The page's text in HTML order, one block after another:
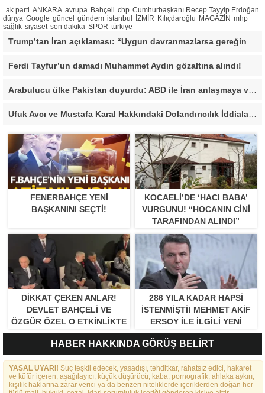
ak parti ANKARA avrupa Bahçeli chp Cumhurbaşkanı Recep Tayyip Erdoğan
dünya Google güncel gündem istanbul İZMİR Kılıçdaroğlu MAGAZİN mhp
sağlık siyaset son dakika SPOR türkiye
Ferdi Tayfur’un damadı Muhammet Aydın gözaltına alındı!
Arabulucu ülke Pakistan duyurdu: ABD ile İran anlaşmaya vardı
Ufuk Avcı ve Mustafa Karal Hakkındaki Dolandırıcılık İddiaları Büyüyor
FENERBAHÇE YENI
BAŞKANINI SEÇTI!
KOCAELI’DE ‘HACI BABA’
VURGUNU! “HOCANIN CINI
TARAFINDAN ALINDI”
DIKKAT ÇEKEN ANLAR!
DEVLET BAHÇELI VE
ÖZGÜR ÖZEL O ETKINLIKTE
BIR ARAYA GELDILER
286 YILA KADAR HAPSI
ISTENMIŞTI! MEHMET AKIF
ERSOY ILE ILGILI YENI
GELIŞME
HABER HAKKINDA GÖRÜŞ BELİRT
YASAL UYARI! Suç teşkil edecek, yasadışı, tehditkar, rahatsız edici, hakaret
ve küfür içeren, aşağılayıcı, küçük düşürücü, kaba, pornografik, ahlaka aykırı,
kişilik haklarına zarar verici ya da benzeri niteliklerde içeriklerden doğan her